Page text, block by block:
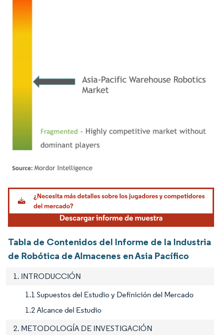
Imagen © Mordor Intelligence. El uso requiere atribución según CC BY 4.0.
Tabla de Contenidos del Informe de la Industria
de Robótica de Almacenes en Asia Pacífico
1. INTRODUCCIÓN
1.1 Supuestos del Estudio y Definición del Mercado
1.2 Alcance del Estudio
2. METODOLOGÍA DE INVESTIGACIÓN